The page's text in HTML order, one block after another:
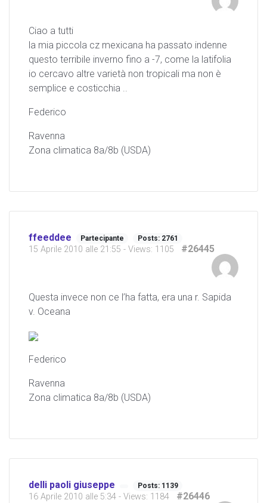
Ciao a tutti
la mia piccola cz mexicana ha passato indenne
questo terribile inverno fino a -7, come la latifolia
io cercavo altre varietà non tropicali ma non è
semplice e costicchia ..
Federico
Ravenna
Zona climatica 8a/8b (USDA)
ffeeddee Partecipante Posts: 2761
15 Aprile 2010 alle 21:55 - Views: 1105 #26445
Questa invece non ce l’ha fatta, era una r. Sapida
v. Oceana
Federico
Ravenna
Zona climatica 8a/8b (USDA)
delli paoli giuseppe Posts: 1139
16 Aprile 2010 alle 5:34 - Views: 1184 #26446